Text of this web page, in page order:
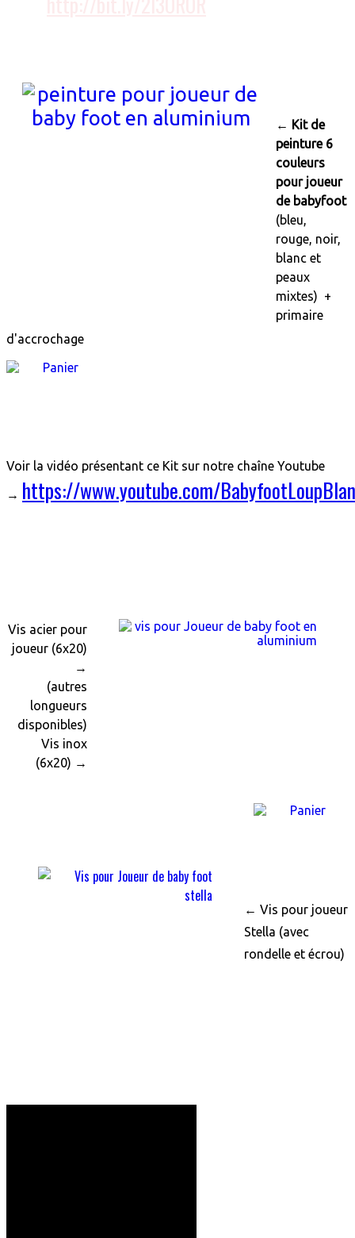
← Kit de
peinture 6
couleurs
pour joueur
de babyfoot
(bleu,
rouge, noir,
blanc et
peaux
mixtes) +
primaire
d'accrochage
Voir la vidéo présentant ce Kit sur notre chaîne Youtube
→ https://www.youtube.com/
Vis acier pour
joueur (6x20)
→
(autres
longueurs
disponibles)
Vis inox
(6x20) →
← Vis pour joueur
Stella (avec
rondelle et écrou)